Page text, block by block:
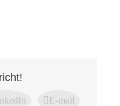
E-mail